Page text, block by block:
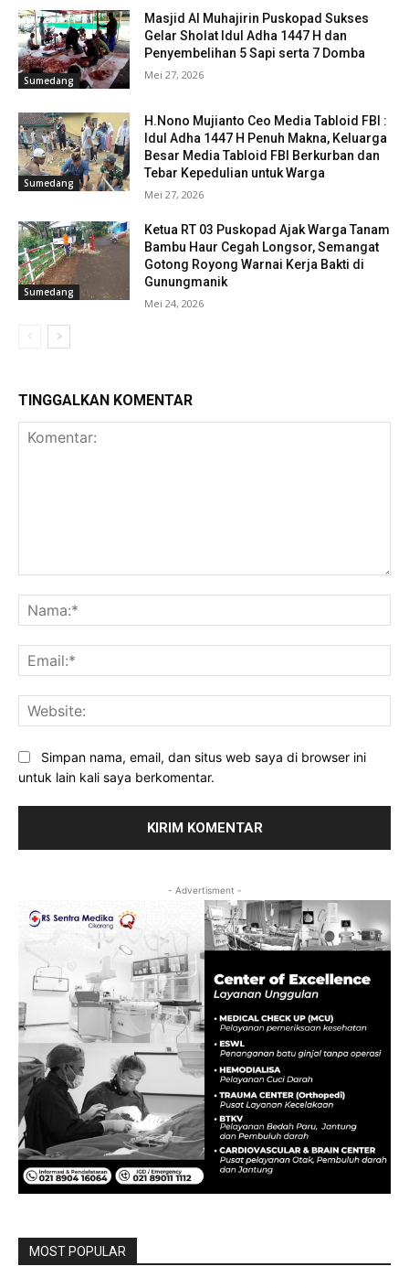
Sumedang
Masjid Al Muhajirin Puskopad Sukses
Gelar Sholat Idul Adha 1447 H dan
Penyembelihan 5 Sapi serta 7 Domba
Mei 27, 2026
Sumedang
H.Nono Mujianto Ceo Media Tabloid FBI :
Idul Adha 1447 H Penuh Makna, Keluarga
Besar Media Tabloid FBI Berkurban dan
Tebar Kepedulian untuk Warga
Mei 27, 2026
Sumedang
Ketua RT 03 Puskopad Ajak Warga Tanam
Bambu Haur Cegah Longsor, Semangat
Gotong Royong Warnai Kerja Bakti di
Gunungmanik
Mei 24, 2026
TINGGALKAN KOMENTAR
Simpan nama, email, dan situs web saya di browser ini
untuk lain kali saya berkomentar.
- Advertisment -
MOST POPULAR